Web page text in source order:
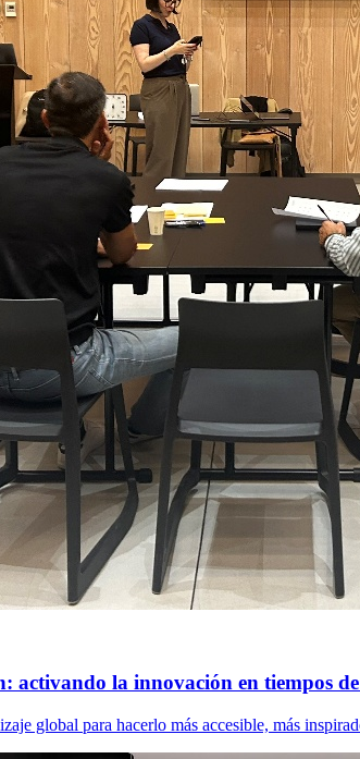
activando la innovación en tiempos
global para hacerlo más accesible, más